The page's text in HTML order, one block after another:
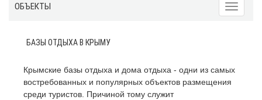
ОБЪЕКТЫ
БАЗЫ ОТДЫХА В КРЫМУ
Крымские базы отдыха и дома отдыха - одни из самых
востребованных и популярных объектов размещения
среди туристов. Причиной тому служит